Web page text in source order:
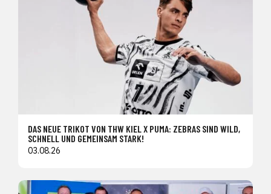
DAS NEUE TRIKOT VON THW KIEL X PUMA: ZEBRAS SIND WILD,
SCHNELL UND GEMEINSAM STARK!
03.08.26